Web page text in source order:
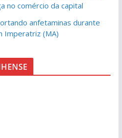
no comércio da capital
anfetaminas durante
Imperatriz (MA)